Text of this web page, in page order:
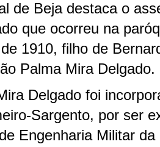
de Beja destaca o
que ocorreu na
1910, filho de
Palma Mira Delgado.
Delgado foi
Sargento, por ser
Engenharia Militar